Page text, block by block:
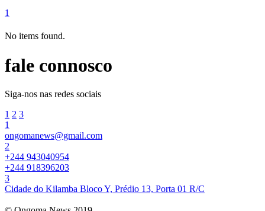
1
No items found.
fale connosco
Siga-nos nas redes sociais
1 2 3
1
ongomanews@gmail.com
2
+244 943040954
+244 918396203
3
Cidade do Kilamba Bloco Y, Prédio 13, Porta 01 R/C